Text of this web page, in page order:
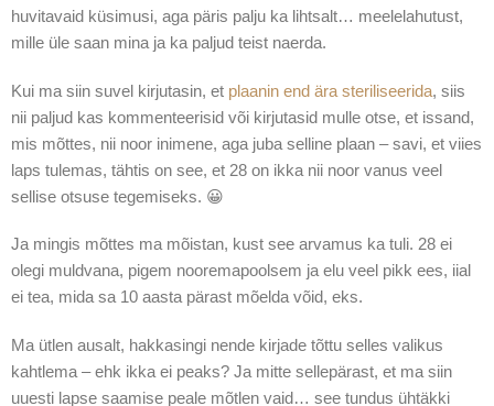
huvitavaid küsimusi, aga päris palju ka lihtsalt… meelelahutust,
mille üle saan mina ja ka paljud teist naerda.
Kui ma siin suvel kirjutasin, et plaanin end ära steriliseerida, siis
nii paljud kas kommenteerisid või kirjutasid mulle otse, et issand,
mis mõttes, nii noor inimene, aga juba selline plaan – savi, et viies
laps tulemas, tähtis on see, et 28 on ikka nii noor vanus veel
sellise otsuse tegemiseks. 😀
Ja mingis mõttes ma mõistan, kust see arvamus ka tuli. 28 ei
olegi muldvana, pigem nooremapoolsem ja elu veel pikk ees, iial
ei tea, mida sa 10 aasta pärast mõelda võid, eks.
Ma ütlen ausalt, hakkasingi nende kirjade tõttu selles valikus
kahtlema – ehk ikka ei peaks? Ja mitte sellepärast, et ma siin
uuesti lapse saamise peale mõtlen vaid… see tundus ühtäkki